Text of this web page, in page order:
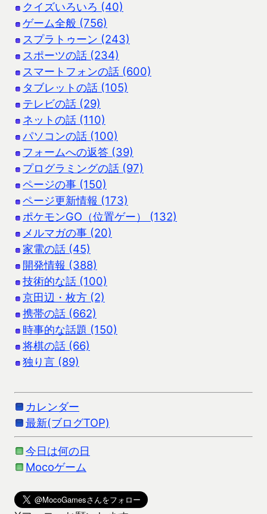
クイズいろいろ (40)
ゲーム全般 (756)
スプラトゥーン (243)
スポーツの話 (234)
スマートフォンの話 (600)
タブレットの話 (105)
テレビの話 (29)
ネットの話 (110)
パソコンの話 (100)
フォームへの返答 (39)
プログラミングの話 (97)
ページの事 (150)
ページ更新情報 (173)
ポケモンGO（位置ゲー） (132)
メルマガの事 (20)
家電の話 (45)
開発情報 (388)
技術的な話 (100)
京田辺・枚方 (2)
携帯の話 (662)
時事的な話題 (150)
将棋の話 (66)
独り言 (89)
カレンダー
最新(ブログTOP)
今日は何の日
Mocoゲーム